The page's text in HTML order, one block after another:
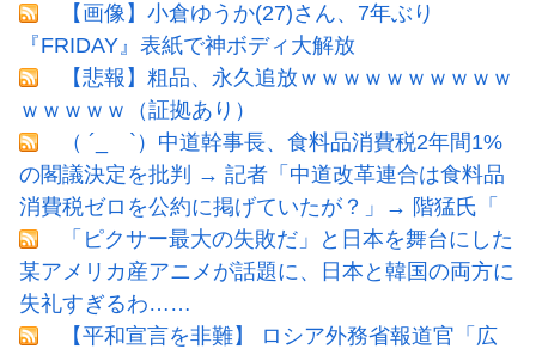
【画像】小倉ゆうか(27)さん、7年ぶり
『FRIDAY』表紙で神ボディ大解放
【悲報】粗品、永久追放ｗｗｗｗｗｗｗｗｗｗ
ｗｗｗｗｗ（証拠あり）
（ ´_ゝ`）中道幹事長、食料品消費税2年間1%
の閣議決定を批判 → 記者「中道改革連合は食料品
消費税ゼロを公約に掲げていたが？」→ 階猛氏「
「ピクサー最大の失敗だ」と日本を舞台にした
某アメリカ産アニメが話題に、日本と韓国の両方に
失礼すぎるわ……
【平和宣言を非難】 ロシア外務省報道官「広